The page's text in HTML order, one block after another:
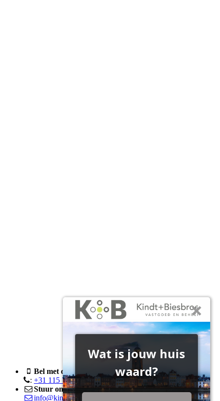
Bel met ons
: +31 115 76 05 00
Stuur ons een e-mail
info@kindtenbiesbroeck.nl